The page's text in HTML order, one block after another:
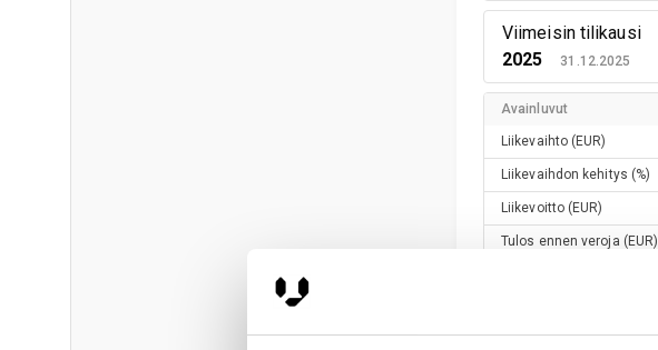
Viimeisin tilikausi
2025
31.12.2025
Avainluvut
Liikevaihto (EUR)
Liikevaihdon kehitys (%)
Liikevoitto (EUR)
Tulos ennen veroja (EUR)